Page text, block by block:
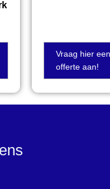
Vraag hier
offerte aan!